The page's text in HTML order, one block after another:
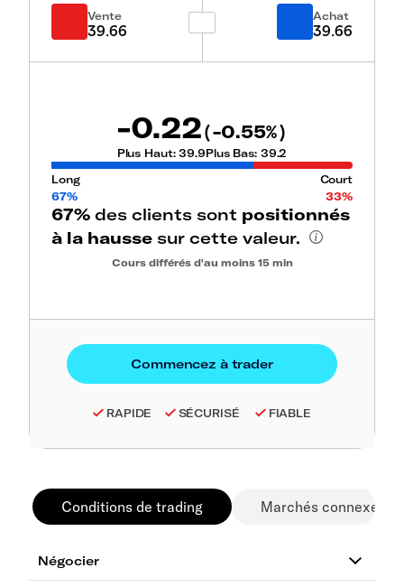
Vente
39.66
Achat
39.66
-0.22(-0.55%)
Plus Haut:39.9Plus Bas: 39.2
Long
Court
67%
33%
67% des clients sont positionnés
à la hausse sur cette valeur.
Cours différés d'au moins 15 min
RAPIDE SÉCURISÉ FIABLE
Conditions de trading Marchés connexes